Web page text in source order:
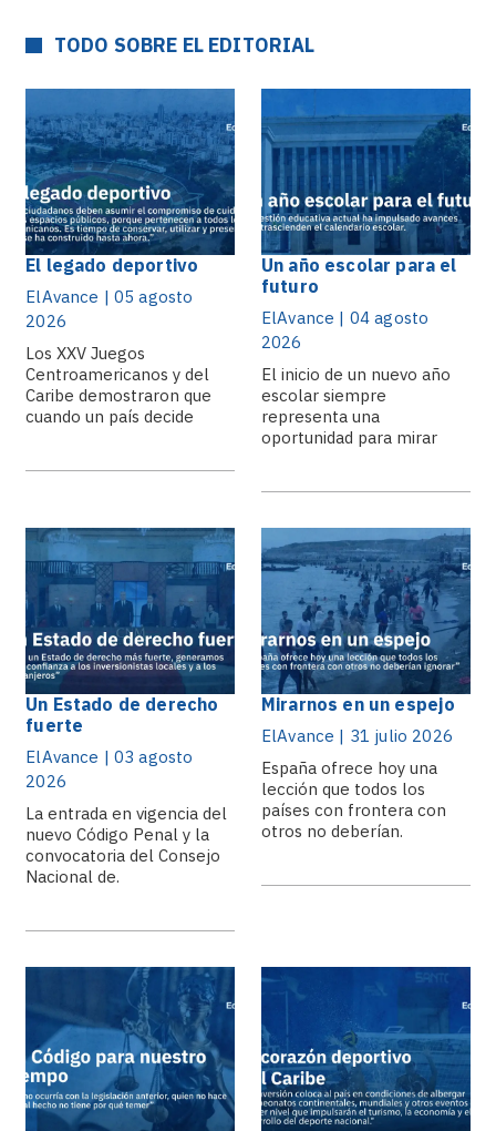
TODO SOBRE EL EDITORIAL
El legado deportivo
ElAvance | 05 agosto
2026
Los XXV Juegos
Centroamericanos y del
Caribe demostraron que
cuando un país decide
Un año escolar para el
futuro
ElAvance | 04 agosto
2026
El inicio de un nuevo año
escolar siempre
representa una
oportunidad para mirar
Un Estado de derecho
fuerte
ElAvance | 03 agosto
2026
La entrada en vigencia del
nuevo Código Penal y la
convocatoria del Consejo
Nacional de.
Mirarnos en un espejo
ElAvance | 31 julio 2026
España ofrece hoy una
lección que todos los
países con frontera con
otros no deberían.